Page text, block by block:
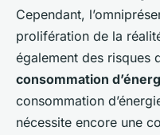
Cependant,
prolifération de la
également des risques
consommation
consommation
nécessite encore une